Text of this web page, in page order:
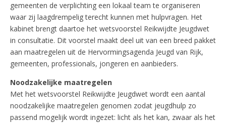
gemeenten de verplichting een lokaal team te organiseren
waar zij laagdrempelig terecht kunnen met hulpvragen. Het
kabinet brengt daartoe het wetsvoorstel Reikwijdte Jeugdwet
in consultatie. Dit voorstel maakt deel uit van een breed pakket
aan maatregelen uit de Hervormingsagenda Jeugd van Rijk,
gemeenten, professionals, jongeren en aanbieders.
Noodzakelijke maatregelen
Met het wetsvoorstel Reikwijdte Jeugdwet wordt een aantal
noodzakelijke maatregelen genomen zodat jeugdhulp zo
passend mogelijk wordt ingezet: licht als het kan, zwaar als het